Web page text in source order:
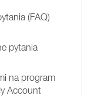
(FAQ)
pytania
na program
Account